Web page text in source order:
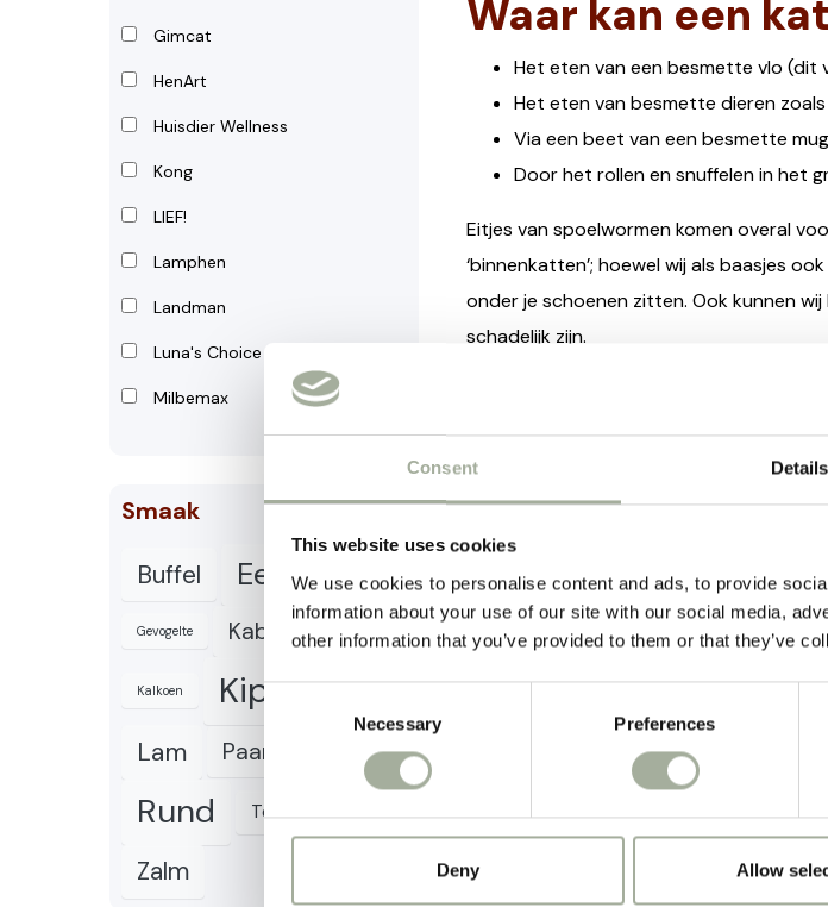
Consent Details
This website uses cookies
We use cookies to personalise content and ads, to provide
information about your use of our site with our social media,
other information that you’ve provided to them or that they’ve
Consent
Necessary Preferences
Deny Allow
Waar kan een
Het eten van een besmette vlo (dit
Het eten van besmette dieren
Via een beet van een besmette
Door het rollen en snuffelen in het
Eitjes van spoelwormen komen overal
‘binnenkatten’; hoewel wij als baasjes
onder je schoenen zitten. Ook kunnen
schadelijk zijn.
Een goede preventie is dus zeker
ontwormen en de kattenbak goed
besmette dieren).
Een kitten wordt meestal bij een fokker
voor buitenkatten zeker 4 keer per jaar
Hoe geef je
Haal het tablet vast uit de verpakking
Probeer je kat te laten zitten en
Gimcat
HenArt
Huisdier Wellness
Kong
LIEF!
Lamphen
Landman
Luna's Choice
Milbemax
Smaak
Buffel Eend
Gevogelte Kabeljauw
Kalkoen Kip Konijn
Lam Paard
Rund Tonijn Varken
Zalm